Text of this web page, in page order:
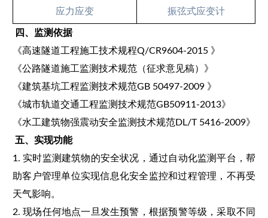
应力应变 振弦式应变计
四、 监测依据
《高速隧道工程施工技术规程Q/CR9604-2015 》
《公路隧道施工监测技术规范（征求意见稿）》
《建筑基坑工程监测技术规范GB 50497-2009 》
《城市轨道交通工程监测技术规范GB50911-2013》
《水工建筑物强震动安全监测技术规范DL/T 5416-2009》
五、 实现功能
1. 实时监测建筑物的安全状况，通过自动化监测平台，帮
助客户管理单位实现信息化安全监控和过程管理，不再受
天气影响。
2. 现场任何地点一旦发生预警，根据预警等级，采取不同